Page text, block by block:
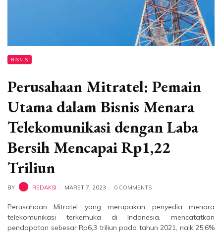
BISNIS
Perusahaan Mitratel: Pemain
Utama dalam Bisnis Menara
Telekomunikasi dengan Laba
Bersih Mencapai Rp1,22
Triliun
BY REDAKSI MARET 7, 2023 0 COMMENTS
Perusahaan Mitratel yang merupakan penyedia menara
telekomunikasi terkemuka di Indonesia, mencatatkan
pendapatan sebesar Rp6,3 triliun pada tahun 2021, naik 25,6%